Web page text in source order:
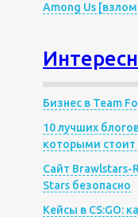
Among Us
Бизнес в Team
10 лучших
которыми стоит
Сайт Brawlstars-
Stars безопасно
Кейсы в CS:GO: